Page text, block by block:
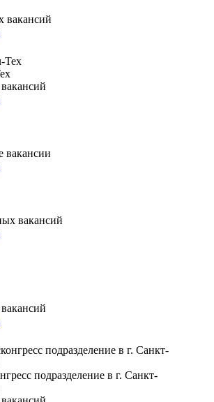
вакансий
вакансии
вакансий
подразделение в г. Санкт-